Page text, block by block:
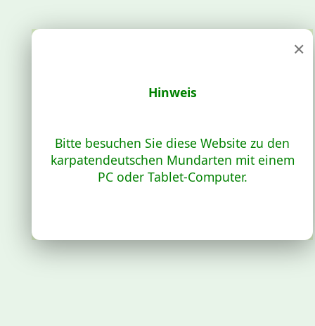
×
Hinweis
Bitte besuchen Sie diese Website zu den
karpatendeutschen Mundarten mit einem
PC oder Tablet-Computer.